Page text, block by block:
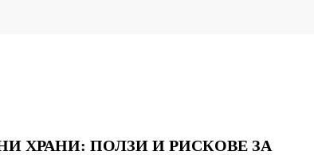
ХРАНИ: ПОЛЗИ И РИСКОВЕ ЗА